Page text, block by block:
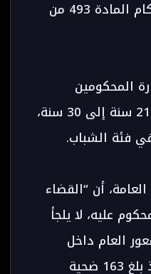
الحكم بهذه العقوبة على القاصرين الذين يقل سنهم عن 18 سنة عملا بأحكام المادة 493 من
المحكومين
بالإعدام هي تلك المتراوحة بين 41 و50 سنة، تليها من 31 إلى 40 سنة ثم 21 سنة إلى 30 سنة،
فئة الشباب.
أن “القضاء
عليه، لا يلجأ
العام داخل
المجتمع، وهو ما يستنتج من عدد ضحايا الجرائم التي حكم فيها بالإعدام إذ بلغ 163 ضحية